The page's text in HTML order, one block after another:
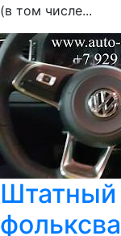
(в том числе...
Штатный